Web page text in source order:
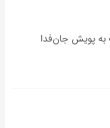
پویش جان‌فدا